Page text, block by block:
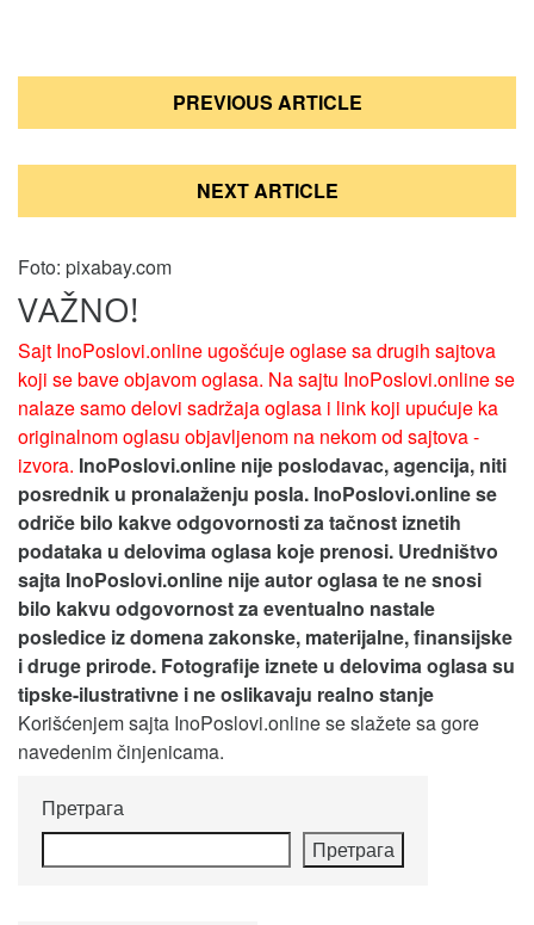
Кретање
PREVIOUS ARTICLE
NEXT ARTICLE
Foto: pixabay.com
VAŽNO!
Sajt InoPoslovi.online ugošćuje oglase sa drugih sajtova
koji se bave objavom oglasa. Na sajtu InoPoslovi.online se
nalaze samo delovi sadržaja oglasa i link koji upućuje ka
originalnom oglasu objavljenom na nekom od sajtova -
izvora. InoPoslovi.online nije poslodavac, agencija, niti
posrednik u pronalaženju posla. InoPoslovi.online se
odriče bilo kakve odgovornosti za tačnost iznetih
podataka u delovima oglasa koje prenosi. Uredništvo
sajta InoPoslovi.online nije autor oglasa te ne snosi
bilo kakvu odgovornost za eventualno nastale
posledice iz domena zakonske, materijalne, finansijske
i druge prirode. Fotografije iznete u delovima oglasa su
tipske-ilustrativne i ne oslikavaju realno stanje
Korišćenjem sajta InoPoslovi.online se slažete sa gore
navedenim činjenicama.
Претрага
Претрага